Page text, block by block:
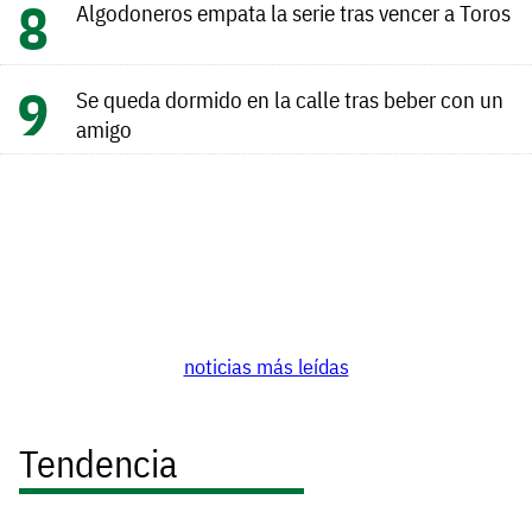
Algodoneros empata la serie tras vencer a Toros
Se queda dormido en la calle tras beber con un
amigo
noticias más leídas
Tendencia